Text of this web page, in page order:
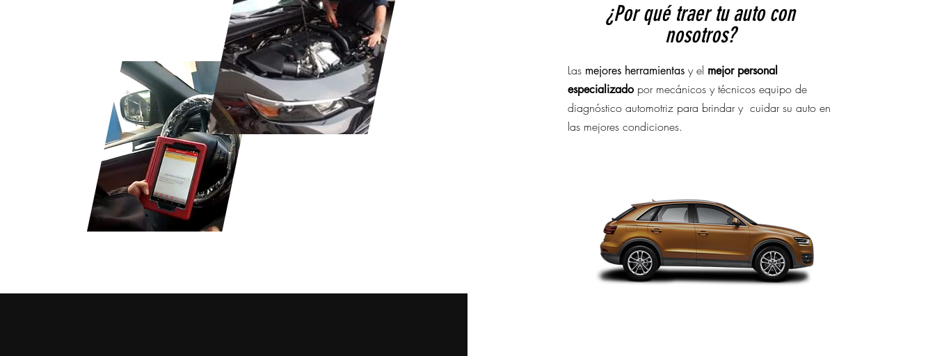
¿Por qué traer tu auto con
nosotros?
Las mejores herramientas y el mejor personal
especializado por mecánicos y técnicos equipo de
diagnóstico automotriz para brindar y cuidar su auto en
las mejores condiciones.